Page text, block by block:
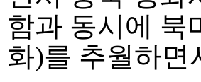
함과 동시에 북
화)를 추월하면